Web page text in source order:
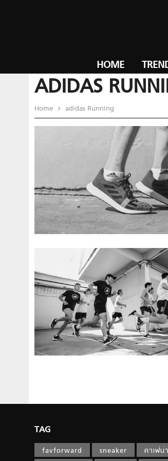
HOME
ADIDAS
Home adidas Running
TAG
favforward sneaker คาเฟ่น่